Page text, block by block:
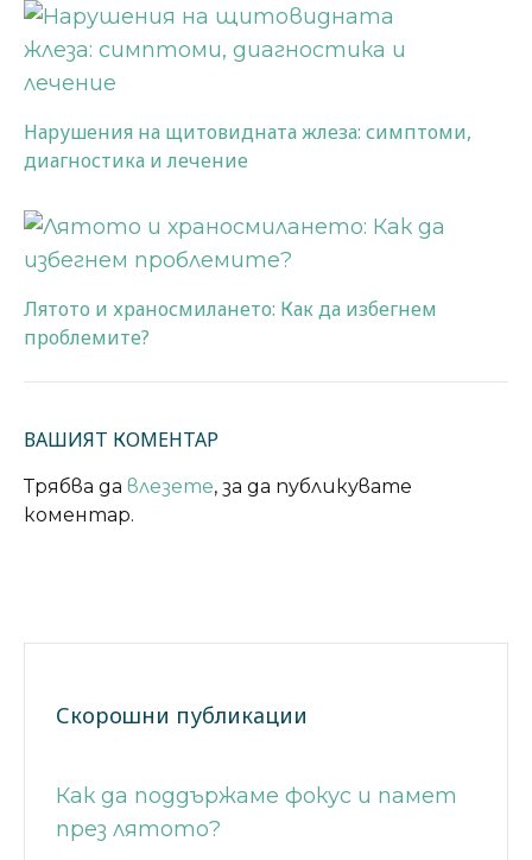
Нарушения на щитовидната жлеза: симптоми,
диагностика и лечение
Лятото и храносмилането: Как да избегнем
проблемите?
ВАШИЯТ КОМЕНТАР
Трябва да влезете, за да публикувате
коментар.
Скорошни публикации
Как да поддържаме фокус и памет
през лятото?